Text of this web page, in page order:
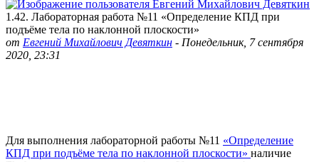
1.42. Лабораторная работа №11 «Определение КПД при
подъёме тела по наклонной плоскости»
от Евгений Михайлович Девяткин - Понедельник, 7 сентября
2020, 23:31
Для выполнения лабораторной работы №11 «Определение
КПД при подъёме тела по наклонной плоскости» наличие